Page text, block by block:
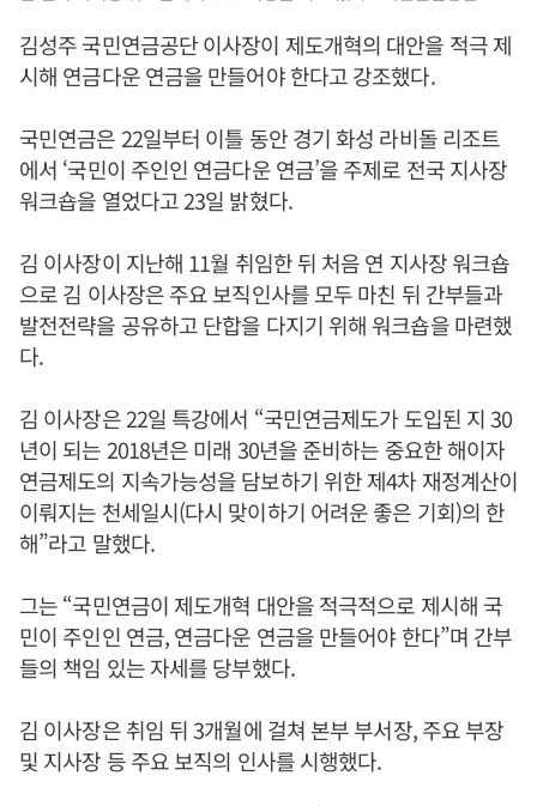
김성주 국민연금공단 이사장이 제도개혁의 대안을 적극 제
시해 연금다운 연금을 만들어야 한다고 강조했다.
국민연금은 22일부터 이틀 동안 경기 화성 라비돌 리조트
에서 ‘국민이 주인인 연금다운 연금’을 주제로 전국 지사장
워크숍을 열었다고 23일 밝혔다.
김 이사장이 지난해 11월 취임한 뒤 처음 연 지사장 워크숍
으로 김 이사장은 주요 보직인사를 모두 마친 뒤 간부들과
발전전략을 공유하고 단합을 다지기 위해 워크숍을 마련했
다.
김 이사장은 22일 특강에서 “국민연금제도가 도입된 지 30
년이 되는 2018년은 미래 30년을 준비하는 중요한 해이자
연금제도의 지속가능성을 담보하기 위한 제4차 재정계산이
이뤄지는 천세일시(다시 맞이하기 어려운 좋은 기회)의 한
해”라고 말했다.
그는 “국민연금이 제도개혁 대안을 적극적으로 제시해 국
민이 주인인 연금, 연금다운 연금을 만들어야 한다”며 간부
들의 책임 있는 자세를 당부했다.
김 이사장은 취임 뒤 3개월에 걸쳐 본부 부서장, 주요 부장
및 지사장 등 주요 보직의 인사를 시행했다.